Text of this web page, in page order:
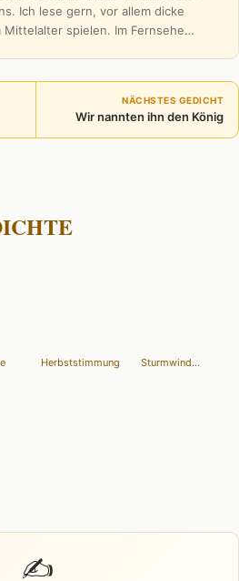
Ich lese gern, vor allem dicke
Mittelalter spielen. Im Fernsehe…
NÄCHSTES GEDICHT
Wir nannten ihn den König
Herbststimmung Sturmwind...
✍️